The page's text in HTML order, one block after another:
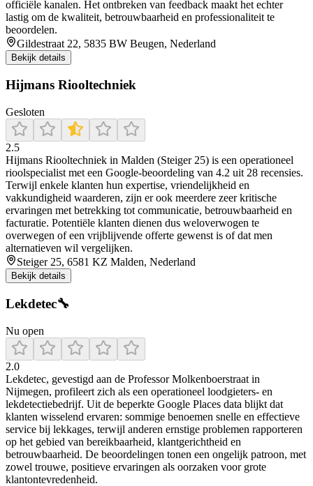
officiële kanalen. Het ontbreken van feedback maakt het echter
lastig om de kwaliteit, betrouwbaarheid en professionaliteit te
beoordelen.
Gildestraat 22, 5835 BW Beugen, Nederland
Bekijk details
Hijmans Riooltechniek
Gesloten
2.5
Hijmans Riooltechniek in Malden (Steiger 25) is een operationeel
rioolspecialist met een Google-beoordeling van 4.2 uit 28 recensies.
Terwijl enkele klanten hun expertise, vriendelijkheid en
vakkundigheid waarderen, zijn er ook meerdere zeer kritische
ervaringen met betrekking tot communicatie, betrouwbaarheid en
facturatie. Potentiële klanten dienen dus weloverwogen te
overwegen of een vrijblijvende offerte gewenst is of dat men
alternatieven wil vergelijken.
Steiger 25, 6581 KZ Malden, Nederland
Bekijk details
Lekdetec🔧
Nu open
2.0
Lekdetec, gevestigd aan de Professor Molkenboerstraat in
Nijmegen, profileert zich als een operationeel loodgieters- en
lekdetectiebedrijf. Uit de beperkte Google Places data blijkt dat
klanten wisselend ervaren: sommige benoemen snelle en effectieve
service bij lekkages, terwijl anderen ernstige problemen rapporteren
op het gebied van bereikbaarheid, klantgerichtheid en
betrouwbaarheid. De beoordelingen tonen een ongelijk patroon, met
zowel trouwe, positieve ervaringen als oorzaken voor grote
klantontevredenheid.